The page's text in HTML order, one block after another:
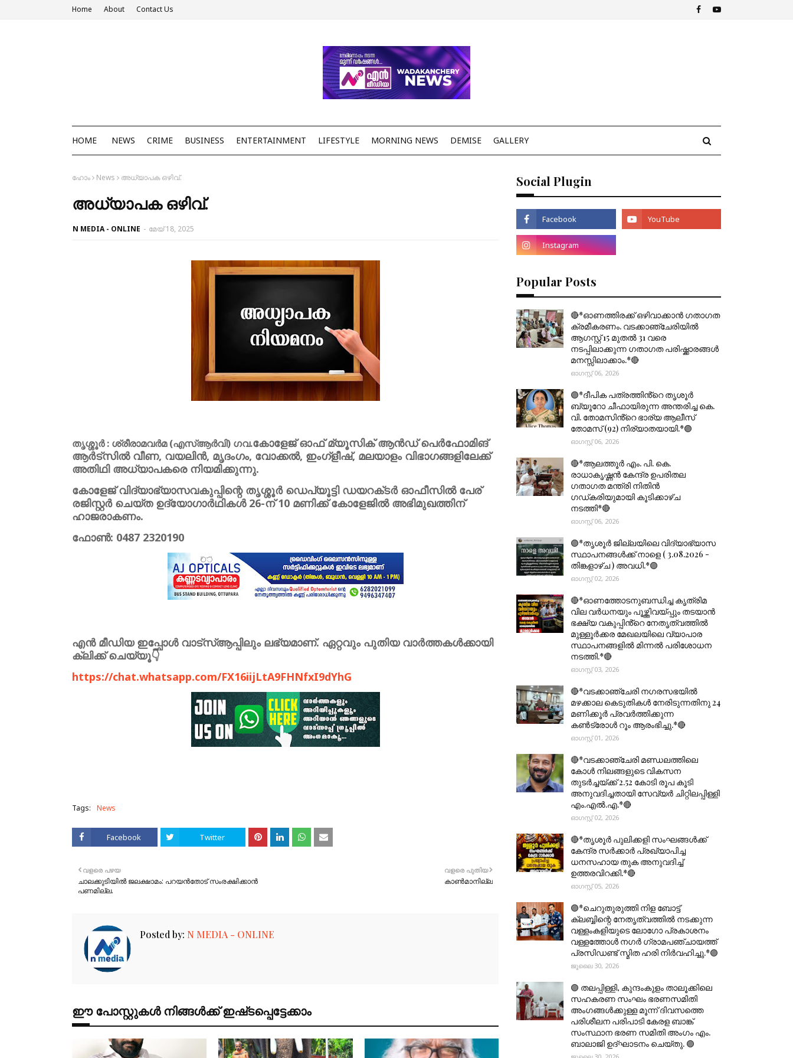
Home About Contact Us
HOME NEWS CRIME BUSINESS ENTERTAINMENT LIFESTYLE MORNING NEWS DEMISE GALLERY
ഹോം News അധ്യാപക ഒഴിവ്.
അധ്യാപക ഒഴിവ്.
N MEDIA - ONLINE - മേയ് 18, 2025
തൃശ്ശൂർ : ശ്രീരാമവർമ (എസ്ആർവി) ഗവ.കോളേജ് ഓഫ് മ്യൂസിക് ആൻഡ് പെർഫോമിങ്
ആർട്‌സിൽ വീണ, വയലിൻ, മൃദംഗം, വോക്കൽ, ഇംഗ്ളീഷ്, മലയാളം വിഭാഗങ്ങളിലേക്ക്
അതിഥി അധ്യാപകരെ നിയമിക്കുന്നു.
കോളേജ് വിദ്യാഭ്യാസവകുപ്പിന്റെ തൃശ്ശൂർ ഡെപ്യൂട്ടി ഡയറക്‌ടർ ഓഫീസിൽ പേര്
രജിസ്റ്റർ ചെയ്ത ഉദ്യോഗാർഥികൾ 26-ന് 10 മണിക്ക് കോളേജിൽ അഭിമുഖത്തിന്
ഹാജരാകണം.
ഫോൺ: 0487 2320190
എൻ മീഡിയ ഇപ്പോൾ വാട്സ്ആപ്പിലും ലഭ്യമാണ്. ഏറ്റവും പുതിയ വാർത്തകൾക്കായി
ക്ലിക്ക് ചെയ്യൂ👇
https://chat.whatsapp.com/FX16iijLtA9FHNfxI9dYhG
Tags: News
Facebook Twitter
വളരെ പുതിയ
കാൺമാനില്ല
വളരെ പഴയ
ചാലക്കുടിയിൽ ജലക്ഷാമം: പറയൻതോട് സംരക്ഷിക്കാൻ
പണമില്ല.
Posted by: N MEDIA - ONLINE
ഈ പോസ്റ്റുകൾ നിങ്ങൾക്ക് ഇഷ്‌‌ടപ്പെട്ടേക്കാം
Social Plugin
Popular Posts
🔴*ഓണത്തിരക്ക് ഒഴിവാക്കാൻ ഗതാഗത
ക്രമീകരണം. വടക്കാഞ്ചേരിയിൽ
ആഗസ്റ്റ് 15 മുതല്‍ 31 വരെ
നടപ്പിലാക്കുന്ന ഗതാഗത പരിഷ്ക്കാരങ്ങൾ
മനസ്സിലാക്കാം.*🔴
ഓഗസ്റ്റ് 06, 2026
🟣*ദീപിക പത്രത്തിൻ്റെ തൃശൂർ
ബ്യൂറോ ചീഫായിരുന്ന അന്തരിച്ച കെ.
വി. തോമസിൻ്റെ ഭാര്യ ആലീസ്
തോമസ് (92) നിര്യാതയായി.*🟣
ഓഗസ്റ്റ് 06, 2026
🔴*ആലത്തൂർ എം. പി. കെ.
രാധാകൃഷ്ണൻ കേന്ദ്ര ഉപരിതല
ഗതാഗത മന്ത്രി നിതിൻ
ഗഡ്കരിയുമായി കൂടിക്കാഴ്ച
നടത്തി*🔴
ഓഗസ്റ്റ് 06, 2026
🟣*തൃശൂര്‍ ജില്ലയിലെ വിദ്യാഭ്യാസ
സ്ഥാപനങ്ങൾക്ക് നാളെ ( 3.08.2026 -
തിങ്കളാഴ്ച ) അവധി.*🟣
ഓഗസ്റ്റ് 02, 2026
🔴*ഓണത്തോടനുബന്ധിച്ച കൃത്രിമ
വില വർധനയും പൂഴ്ത്തിവയ്പ്പും തടയാൻ
ഭക്ഷ്യ വകുപ്പിൻ്റെ നേതൃത്വത്തിൽ
മുള്ളൂർക്കര മേഖലയിലെ വ്യാപാര
സ്ഥാപനങ്ങളിൽ മിന്നൽ പരിശോധന
നടത്തി.*🔴
ഓഗസ്റ്റ് 03, 2026
🔴*വടക്കാഞ്ചേരി നഗരസഭയിൽ
മഴക്കാല കെടുതികൾ നേരിടുന്നതിനു 24
മണിക്കൂർ പ്രവർത്തിക്കുന്ന
കൺട്രോൾ റൂം ആരംഭിച്ചു.*🔴
ഓഗസ്റ്റ് 01, 2026
🔴*വടക്കാഞ്ചേരി മണ്ഡലത്തിലെ
കോൾ നിലങ്ങളുടെ വികസന
തുടർച്ചയ്ക്ക് 2.52 കോടി രൂപ കൂടി
അനുവദിച്ചതായി സേവ്യർ ചിറ്റിലപ്പിള്ളി
എം.എൽ.എ.*🔴
ഓഗസ്റ്റ് 02, 2026
🔴*തൃശൂര്‍ പുലിക്കളി സംഘങ്ങള്‍ക്ക്
കേന്ദ്ര സര്‍ക്കാര്‍ പ്രഖ്യാപിച്ച
ധനസഹായ തുക അനുവദിച്ച്
ഉത്തരവിറക്കി.*🔴
ഓഗസ്റ്റ് 05, 2026
🟣*ചെറുതുരുത്തി നിള ബോട്ട്
ക്ലബ്ബിന്റെ നേതൃത്വത്തിൽ നടക്കുന്ന
വള്ളംകളിയുടെ ലോഗോ പ്രകാശനം
വള്ളത്തോൾ നഗർ ഗ്രാമപഞ്ചായത്ത്
പ്രസിഡണ്ട് സ്മിത ഹരി നിർവഹിച്ചു.*🟣
ജൂലൈ 30, 2026
🟣 തലപ്പിള്ളി, കുന്ദംകുളം താലൂക്കിലെ
സഹകരണ സംഘം ഭരണസമിതി
അംഗങ്ങൾക്കുള്ള മൂന്ന് ദിവസത്തെ
പരിശീലന പരിപാടി കേരള ബാങ്ക്
സംസ്ഥാന ഭരണ സമിതി അംഗം എം.
ബാലാജി ഉദ്ഘാടനം ചെയ്തു. 🟣